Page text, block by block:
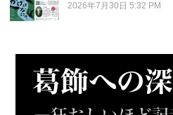
2026年7月30日 5:32 PM